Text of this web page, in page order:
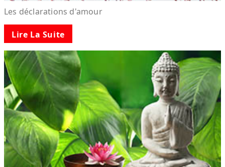
Les déclarations d'amour
Lire La Suite